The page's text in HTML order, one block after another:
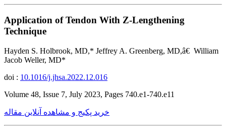
Application of Tendon With Z-Lengthening
Technique
Hayden S. Holbrook, MD,* Jeffrey A. Greenberg, MD,â€ William
Jacob Weller, MD*
doi : 10.1016/j.jhsa.2022.12.016
Volume 48, Issue 7, July 2023, Pages 740.e1-740.e11
خرید پکیج و مشاهده آنلاین مقاله